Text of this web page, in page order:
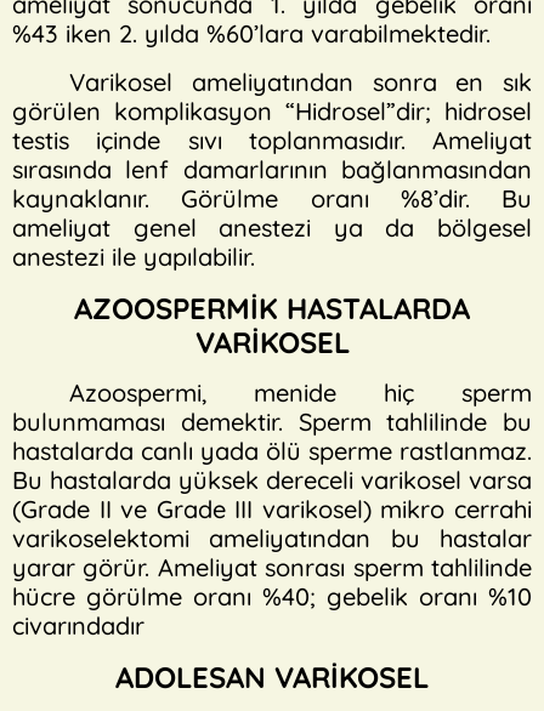
%43 iken 2. yılda %60’lara varabilmektedir.
Varikosel ameliyatından sonra en sık
görülen komplikasyon “Hidrosel”dir; hidrosel
testis içinde sıvı toplanmasıdır. Ameliyat
sırasında lenf damarlarının bağlanmasından
kaynaklanır. Görülme oranı %8’dir. Bu
ameliyat genel anestezi ya da bölgesel
anestezi ile yapılabilir.
AZOOSPERMİK HASTALARDA
VARİKOSEL
Azoospermi, menide hiç sperm
bulunmaması demektir. Sperm tahlilinde bu
hastalarda canlı yada ölü sperme rastlanmaz.
Bu hastalarda yüksek dereceli varikosel varsa
(Grade II ve Grade III varikosel) mikro cerrahi
varikoselektomi ameliyatından bu hastalar
yarar görür. Ameliyat sonrası sperm tahlilinde
hücre görülme oranı %40; gebelik oranı %10
civarındadır
ADOLESAN VARİKOSEL